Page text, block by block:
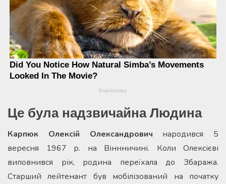
Це була надзвичайна Людина
Карпюк Олексій Олександрович народився 5
вересня 1967 р. на Віннничині. Коли Олексієві
виповнився рік, родина переїхала до Збаража.
Старший лейтенант був мобілізований на початку